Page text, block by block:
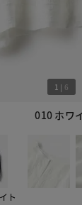
010 ホワ
1 | 6
ト